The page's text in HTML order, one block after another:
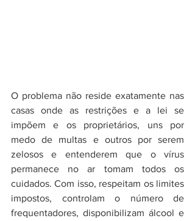
O problema não reside exatamente nas
casas onde as restrições e a lei se
impõem e os proprietários, uns por
medo de multas e outros por serem
zelosos e entenderem que o vírus
permanece no ar tomam todos os
cuidados. Com isso, respeitam os limites
impostos, controlam o número de
frequentadores, disponibilizam álcool e